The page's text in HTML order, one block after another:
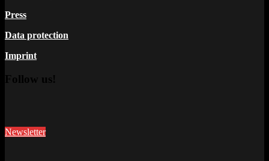
Press
Data protection
Imprint
Follow us!
Newsletter